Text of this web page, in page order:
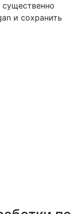
и сохранить